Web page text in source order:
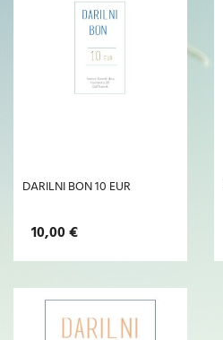
DARILNI BON 10 EUR
10,00 €